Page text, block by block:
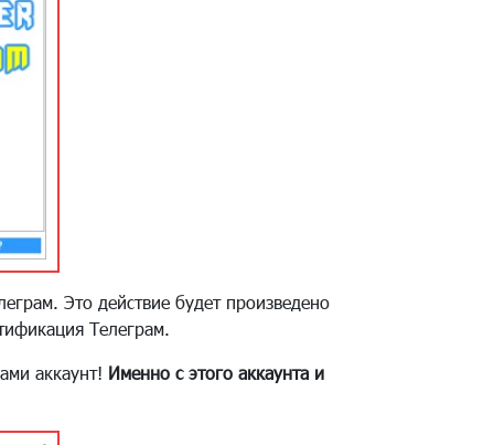
Это действие будет произведено
Телеграм.
аккаунт! Именно с этого аккаунта и